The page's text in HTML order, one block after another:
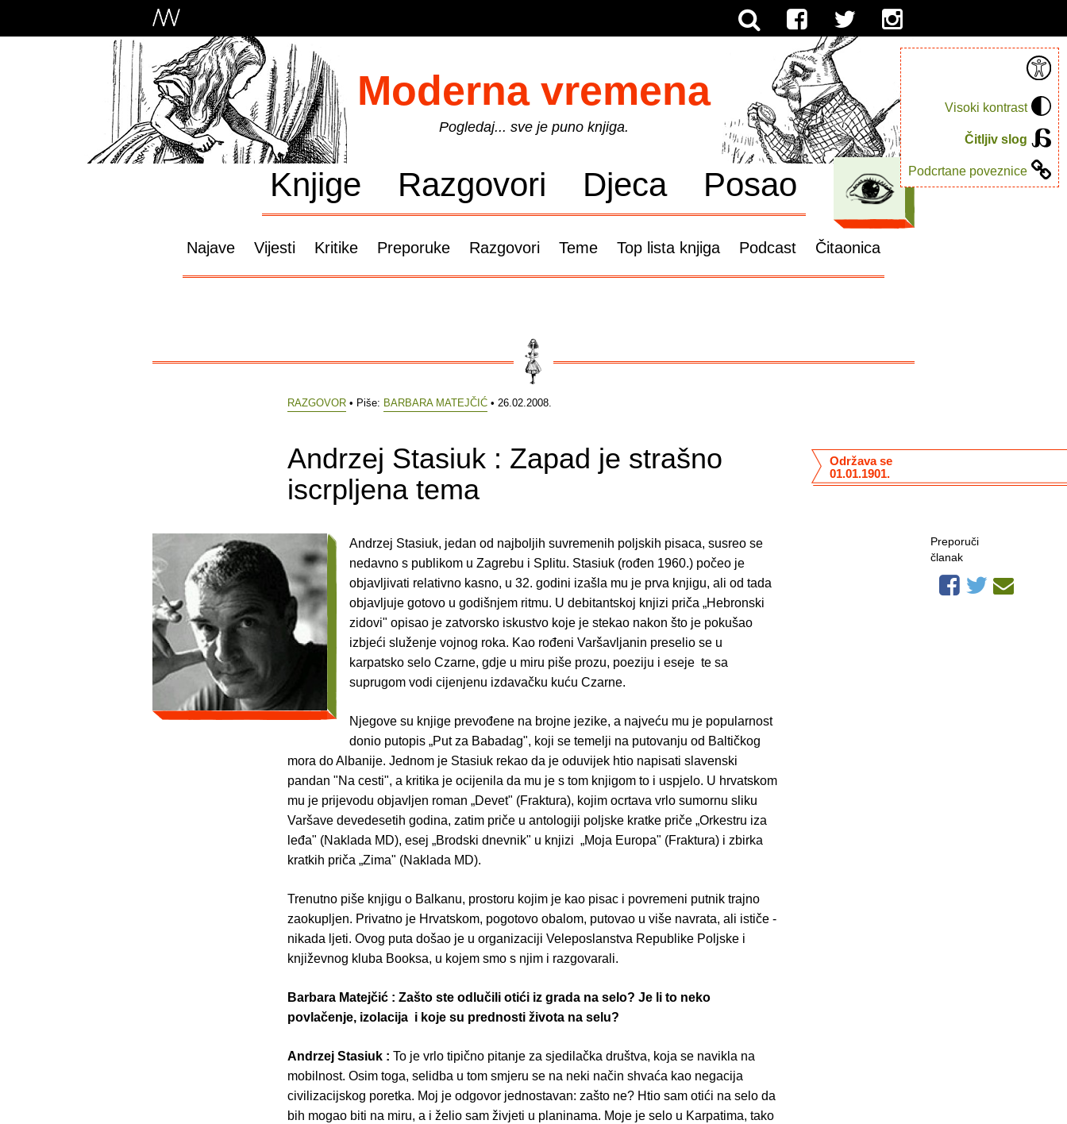
Visoki kontrast
Čitljiv slog
Podcrtane poveznice
Moderna vremena
Pogledaj... sve je puno knjiga.
Knjige Razgovori Djeca Posao
Najave Vijesti Kritike Preporuke Razgovori Teme Top lista knjiga Podcast Čitaonica
RAZGOVOR • Piše: BARBARA MATEJČIĆ • 26.02.2008.
Andrzej Stasiuk : Zapad je strašno
iscrpljena tema
Održava se
01.01.1901.
Andrzej Stasiuk, jedan od najboljih suvremenih poljskih pisaca, susreo se
nedavno s publikom u Zagrebu i Splitu. Stasiuk (rođen 1960.) počeo je
objavljivati relativno kasno, u 32. godini izašla mu je prva knjigu, ali od tada
objavljuje gotovo u godišnjem ritmu. U debitantskoj knjizi priča „Hebronski
zidovi" opisao je zatvorsko iskustvo koje je stekao nakon što je pokušao
izbjeći služenje vojnog roka. Kao rođeni Varšavljanin preselio se u
karpatsko selo Czarne, gdje u miru piše prozu, poeziju i eseje te sa
suprugom vodi cijenjenu izdavačku kuću Czarne.
Njegove su knjige prevođene na brojne jezike, a najveću mu je popularnost
donio putopis „Put za Babadag", koji se temelji na putovanju od Baltičkog
mora do Albanije. Jednom je Stasiuk rekao da je oduvijek htio napisati slavenski
pandan "Na cesti", a kritika je ocijenila da mu je s tom knjigom to i uspjelo. U hrvatskom
mu je prijevodu objavljen roman „Devet" (Fraktura), kojim ocrtava vrlo sumornu sliku
Varšave devedesetih godina, zatim priče u antologiji poljske kratke priče „Orkestru iza
leđa" (Naklada MD), esej „Brodski dnevnik" u knjizi „Moja Europa" (Fraktura) i zbirka
kratkih priča „Zima" (Naklada MD).
Trenutno piše knjigu o Balkanu, prostoru kojim je kao pisac i povremeni putnik trajno
zaokupljen. Privatno je Hrvatskom, pogotovo obalom, putovao u više navrata, ali ističe -
nikada ljeti. Ovog puta došao je u organizaciji Veleposlanstva Republike Poljske i
književnog kluba Booksa, u kojem smo s njim i razgovarali.
Barbara Matejčić : Zašto ste odlučili otići iz grada na selo? Je li to neko
povlačenje, izolacija i koje su prednosti života na selu?
Andrzej Stasiuk : To je vrlo tipično pitanje za sjedilačka društva, koja se navikla na
mobilnost. Osim toga, selidba u tom smjeru se na neki način shvaća kao negacija
civilizacijskog poretka. Moj je odgovor jednostavan: zašto ne? Htio sam otići na selo da
bih mogao biti na miru, a i želio sam živjeti u planinama. Moje je selo u Karpatima, tako
Preporuči
članak